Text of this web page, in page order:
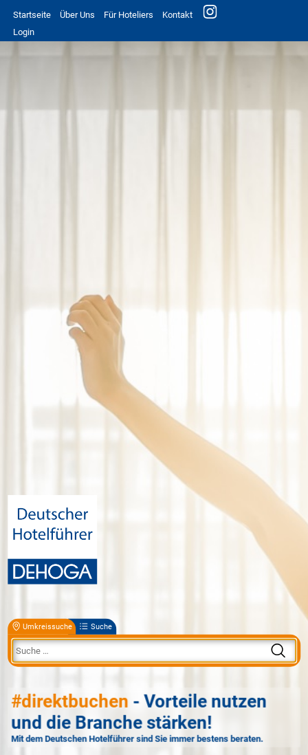
Startseite Über Uns Für Hoteliers
Kontakt
Login
Umkreissuche Suche
#direktbuchen - Vorteile nutzen
und die Branche stärken!
Mit dem Deutschen Hotelführer sind Sie immer bestens beraten.